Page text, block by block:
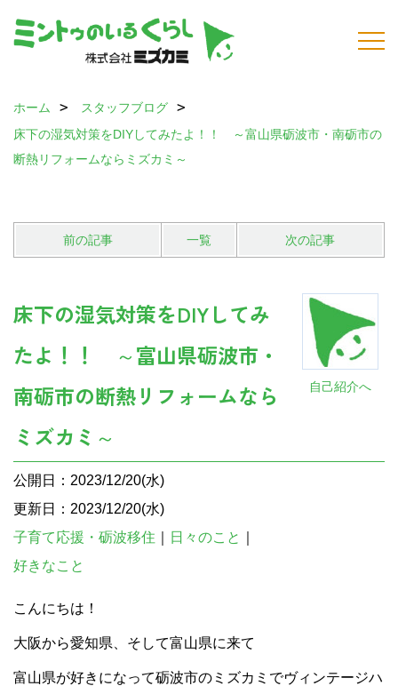
ホーム
スタッフブログ
床下の湿気対策をDIYしてみたよ！！ ～富山県砺波市・南砺市の
断熱リフォームならミズカミ～
前の記事 一覧 次の記事
自己紹介へ
床下の湿気対策をDIYしてみ
たよ！！ ～富山県砺波市・
南砺市の断熱リフォームなら
ミズカミ～
公開日：2023/12/20(水)
更新日：2023/12/20(水)
子育て応援・砺波移住
日々のこと
好きなこと
こんにちは！
大阪から愛知県、そして富山県に来て
富山県が好きになって砺波市のミズカミでヴィンテージハ